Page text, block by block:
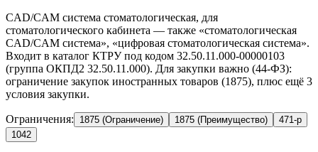
CAD/CAM система стоматологическая, для
стоматологического кабинета — также «стоматологическая
CAD/CAM система», «цифровая стоматологическая система».
Входит в каталог КТРУ под кодом 32.50.11.000-00000103
(группа ОКПД2 32.50.11.000). Для закупки важно (44-ФЗ):
ограничение закупок иностранных товаров (1875), плюс ещё 3
условия закупки.
Ограничения: 1875 (Ограничение) 1875 (Преимущество)
471-р
1042